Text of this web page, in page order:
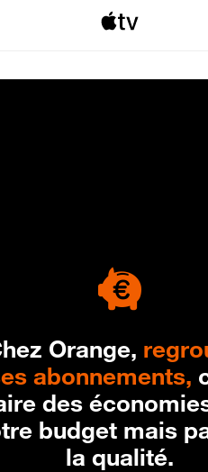
Orange,
abonnements,
des
budget mais
la qualité.